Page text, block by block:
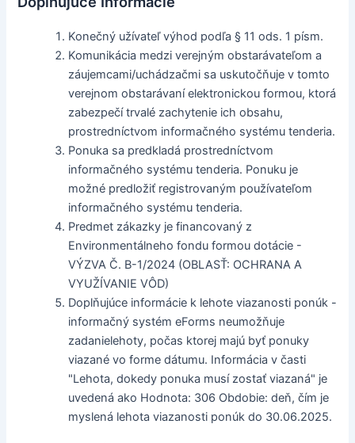
Konečný užívateľ výhod podľa § 11 ods. 1 písm.
Komunikácia medzi verejným obstarávateľom a
záujemcami/uchádzačmi sa uskutočňuje v tomto
verejnom obstarávaní elektronickou formou, ktorá
zabezpečí trvalé zachytenie ich obsahu,
prostredníctvom informačného systému tenderia.
Ponuka sa predkladá prostredníctvom
informačného systému tenderia. Ponuku je
možné predložiť registrovaným používateľom
informačného systému tenderia.
Predmet zákazky je financovaný z
Environmentálneho fondu formou dotácie -
VÝZVA Č. B-1/2024 (OBLASŤ: OCHRANA A
VYUŽÍVANIE VÔD)
Doplňujúce informácie k lehote viazanosti ponúk -
informačný systém eForms neumožňuje
zadanielehoty, počas ktorej majú byť ponuky
viazané vo forme dátumu. Informácia v časti
"Lehota, dokedy ponuka musí zostať viazaná" je
uvedená ako Hodnota: 306 Obdobie: deň, čím je
myslená lehota viazanosti ponúk do 30.06.2025.